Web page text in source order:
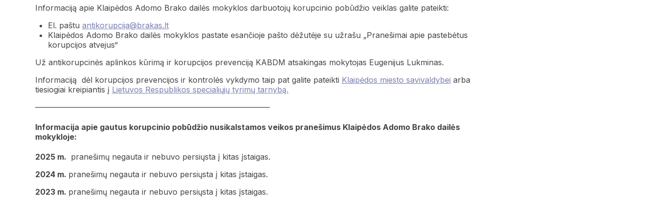
Informaciją apie Klaipėdos Adomo Brako dailės mokyklos darbuotojų korupcinio pobūdžio veiklas galite pateikti:
El. paštu antikorupcija@brakas.lt
Klaipėdos Adomo Brako dailės mokyklos pastate esančioje pašto dėžutėje su užrašu „Pranešimai apie pastebėtus
korupcijos atvejus“
Už antikorupcinės aplinkos kūrimą ir korupcijos prevenciją KABDM atsakingas mokytojas Eugenijus Lukminas.
Informaciją dėl korupcijos prevencijos ir kontrolės vykdymo taip pat galite pateikti Klaipėdos miesto savivaldybei arba
tiesiogiai kreipiantis į Lietuvos Respublikos specialiųjų tyrimų tarnybą.
——————————————————————————————
Informacija apie gautus korupcinio pobūdžio nusikalstamos veikos pranešimus Klaipėdos Adomo Brako dailės
mokykloje:
2025 m. pranešimų negauta ir nebuvo persiųsta į kitas įstaigas.
2024 m. pranešimų negauta ir nebuvo persiųsta į kitas įstaigas.
2023 m. pranešimų negauta ir nebuvo persiųsta į kitas įstaigas.